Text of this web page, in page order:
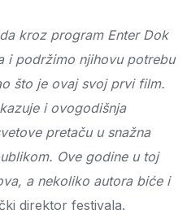
kroz program Enter Dok
i podržimo njihovu potrebu
što je ovaj svoj prvi film.
i ovogodišnja
pretaču u snažna
Ove godine u toj
a nekoliko autora biće i
direktor festivala.